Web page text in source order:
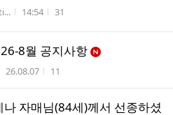
작성시간
14:54 조회수
31
8월 공지사항
작성시간
26.08.07 조회수
11
자매님(84세)께서 선종하셨